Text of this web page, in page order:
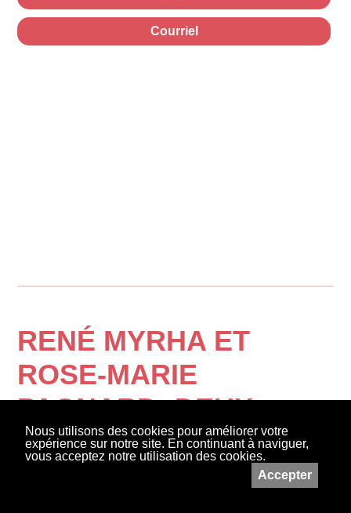
Nous utilisons des cookies pour améliorer votre
expérience sur notre site. En continuant à naviguer,
vous acceptez notre utilisation des cookies.
Accepter
Courriel
RENÉ MYRHA ET
ROSE-MARIE
PAGNARD: DEUX
UNIVERS EN